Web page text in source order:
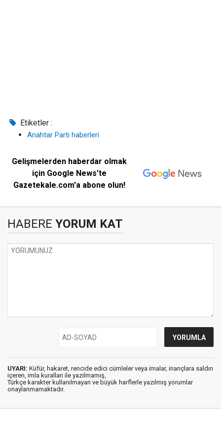
Etiketler :
Anahtar Parti haberleri
Gelişmelerden haberdar olmak
için Google News'te
Gazetekale.com'a abone olun!
HABERE YORUM KAT
UYARI: Küfür, hakaret, rencide edici cümleler veya imalar, inançlara saldırı
içeren, imla kuralları ile yazılmamış,
Türkçe karakter kullanılmayan ve büyük harflerle yazılmış yorumlar
onaylanmamaktadır.